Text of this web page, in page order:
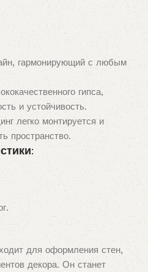
гармонирующий с любым
гипса,
и устойчивость.
легко монтируется и
пространство.
для оформления стен,
декора. Он станет